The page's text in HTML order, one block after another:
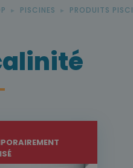
PISCINES PRODUITS